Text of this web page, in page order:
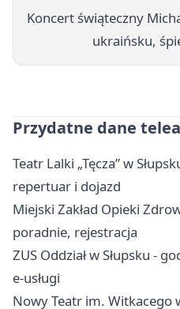
Koncert świąteczny
ukraińsku,
Przydatne dane
Teatr Lalki „Tęcza” w
repertuar i dojazd
Miejski Zakład Opieki
poradnie, rejestracja
ZUS Oddział w Słupsku -
e-usługi
Nowy Teatr im. Witkacego